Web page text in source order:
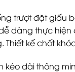
trượt đặt giấu
dàng thực hiện
Thiết kế chốt
kéo dài thông